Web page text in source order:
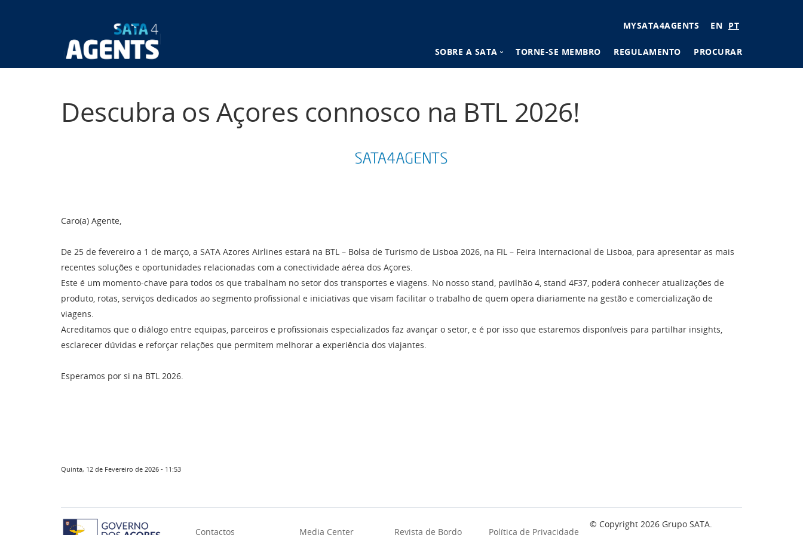
principal
User
account
MYSATA4AGENTS EN PT
SOBRE A SATA
Vantagens SATA
TORNE-SE MEMBRO REGULAMENTO PROCURAR
Descubra os Açores connosco na BTL 2026!
Caro(a) Agente,
De 25 de fevereiro a 1 de março, a SATA Azores Airlines estará na BTL – Bolsa de Turismo de Lisboa 2026, na FIL – Feira Internacional de Lisboa, para apresentar as mais
recentes soluções e oportunidades relacionadas com a conectividade aérea dos Açores.
Este é um momento-chave para todos os que trabalham no setor dos transportes e viagens. No nosso stand, pavilhão 4, stand 4F37, poderá conhecer atualizações de
produto, rotas, serviços dedicados ao segmento profissional e iniciativas que visam facilitar o trabalho de quem opera diariamente na gestão e comercialização de
viagens.
Acreditamos que o diálogo entre equipas, parceiros e profissionais especializados faz avançar o setor, e é por isso que estaremos disponíveis para partilhar insights,
esclarecer dúvidas e reforçar relações que permitem melhorar a experiência dos viajantes.
Esperamos por si na BTL 2026.
Quinta, 12 de Fevereiro de 2026 - 11:53
Contactos Media Center Revista de Bordo Política de Privacidade
© Copyright 2026 Grupo SATA.